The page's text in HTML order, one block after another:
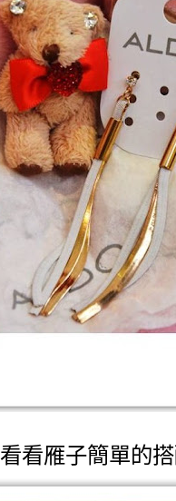
看看雁子簡單的